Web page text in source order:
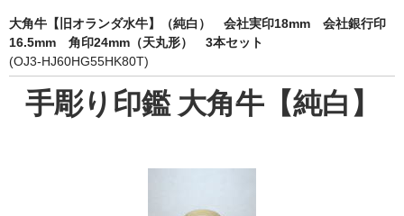
お客様の声
ご利用案内
お問い合わせ
大角牛【旧オランダ水牛】（純白） 会社実印18mm 会社銀行印
16.5mm 角印24mm（天丸形） 3本セット
(OJ3-HJ60HG55HK80T)
手彫り印鑑 大角牛【純白】